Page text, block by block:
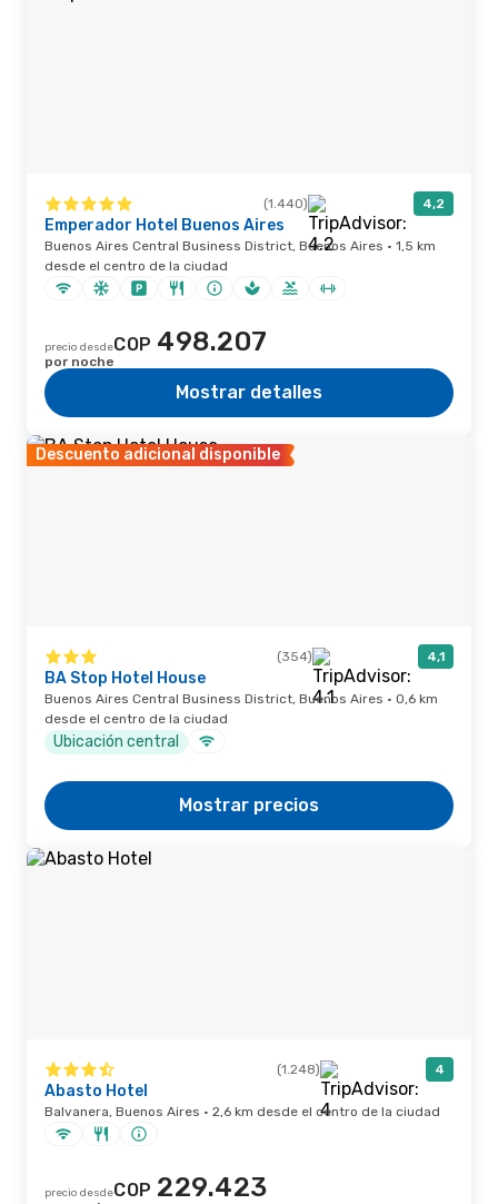
(1.440) 4,2
Emperador Hotel Buenos Aires
Buenos Aires Central Business District, Buenos Aires · 1,5 km
desde el centro de la ciudad
precio desdeCOP 498.207
por noche
Mostrar detalles
Descuento adicional disponible
(354) 4,1
BA Stop Hotel House
Buenos Aires Central Business District, Buenos Aires · 0,6 km
desde el centro de la ciudad
Ubicación central
Mostrar precios
(1.248) 4
Abasto Hotel
Balvanera, Buenos Aires · 2,6 km desde el centro de la ciudad
precio desdeCOP 229.423